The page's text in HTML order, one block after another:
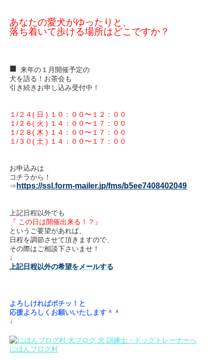
あなたの愛犬がゆったりと、
落ち着いて歩ける場所はどこですか？
■来年の１月開催予定の
犬を語る！お茶会も
引き続きお申し込み受付中！
１/２４( 日 ) １０：００〜１２：００
１/２６( 火 ) １４：００〜１７：００
１/２８( 木 ) １４：００〜１７：００
１/３０( 土 ) １４：００〜１７：００
お申込みは
コチラから！
⇒ https://ssl.form-mailer.jp/fms/b5ee7408402049
上記日程以外でも
『 この日は開催出来る！？』
というご要望があれば、
日程を調節させて頂きますので、
その際はご相談下さいませ！
↓
上記日程以外の希望をメールする
よろしければポチッ！と
応援よろしくお願いいたします＾＾
↓
にほんブログ村